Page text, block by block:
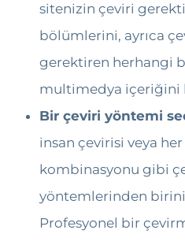
sitenizin çeviri
bölümlerini, ayrıca
gerektiren herhangi
multimedya içeriğini
Bir çeviri yöntemi
insan çevirisi veya
kombinasyonu gibi
yöntemlerinden
Profesyonel bir